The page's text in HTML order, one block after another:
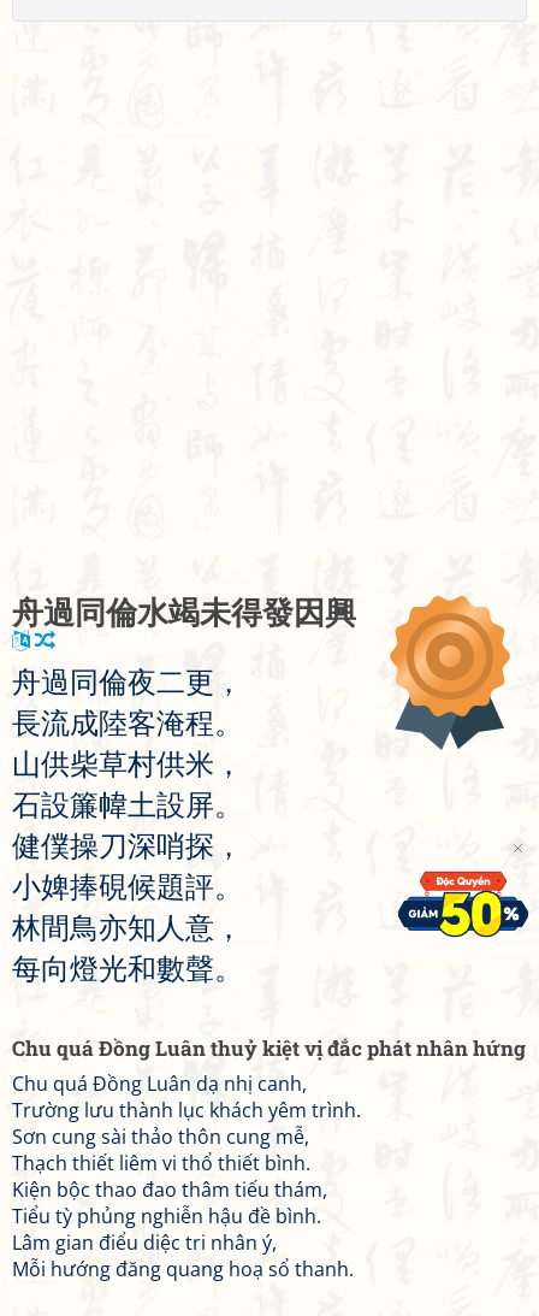
舟過 同倫水竭未得發因興
舟過 同倫夜二更 ，
長流成陸客淹程。
山供柴草村供米 ，
石設簾幃土設屏。
健僕操刀深哨探 ，
小婢捧硯候題評。
林間鳥亦知 人意 ，
每向燈光和數聲。
Chu quá Đồng Luân thuỷ kiệt vị đắc phát nhân hứng
Chu quá Đồng Luân dạ nhị canh,
Trường lưu thành lục khách yêm trình.
Sơn cung sài thảo thôn cung mễ,
Thạch thiết liêm vi thổ thiết bình.
Kiện bộc thao đao thâm tiếu thám,
Tiểu tỳ phủng nghiễn hậu đề bình.
Lâm gian điểu diệc tri nhân ý,
Mỗi hướng đăng quang hoạ sổ thanh.